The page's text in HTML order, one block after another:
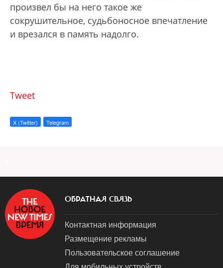
произвел бы на него такое же
сокрушительное, судьбоносное впечатление
и врезался в память надолго.
Tweet
X (Twitter) Telegram
ОБРАТНАЯ СВЯЗЬ
Контактная информация
Размещение рекламы
Пользовательское соглашение